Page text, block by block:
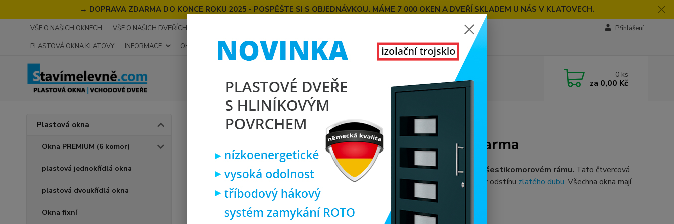
→ DOPRAVA ZDARMA DO KONCE ROKU 2025 - POSPĚŠTE SI S OBJEDNÁVKOU. MÁME 7 000 OKEN A DVEŘÍ SKLADEM U NÁS V KLATOVECH.
VŠE O NAŠICH OKNECH VŠE O NAŠICH DVEŘÍCH
PLASTOVÁ OKNA KLATOVY
INFORMACE OKNA NA MÍRU KONTAKT O NÁS
Přihlášení
0 ks
za 0,00 Kč
Plastová okna
Okna PREMIUM (6 komor)
plastová jednokřídlá okna
plastová dvoukřídlá okna
Okna fixní
Plastová okna Okna dle rozměrů plastová okna 100x100 cm
Plastová okna 100x100 cm s dopravou zdarma
Plastová oknav rozměru 100x100 cm (1000x1000 mm) dodáváme ve kvalitním šestikomorovém rámu. Tato čtvercová
okna nabízíme vedvoukřídlénebojednokřídléverzi v odstínubílém,antracitovém či v odstínu zlatého dubu. Všechna okna mají
možnost standartního a výklopného otvírání.
Nyní s dopravou zdarma.